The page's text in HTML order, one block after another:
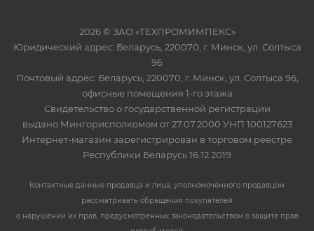
2026 © ЗАО «ТЕХПРОМИМПЕКС»
Юридический адрес: Беларусь, 220070, г. Минск, ул. Солтыса
96
Почтовый адрес: Беларусь, 220070, г. Минск, ул. Солтыса 96,
офисные помещения 1-го этажа
Свидетельство о государственной регистрации
выдано Мингорисполкомом от 27.07.2000 УНП 100127623
Интернет-магазин зарегистрирован в торговом реестре
Республики Беларусь 16.12.2019
Контактные данные продавца и лица, уполномоченного продавцом
рассматривать обращения покупателей
о нарушении их прав, предусмотренных законодательством о защите прав